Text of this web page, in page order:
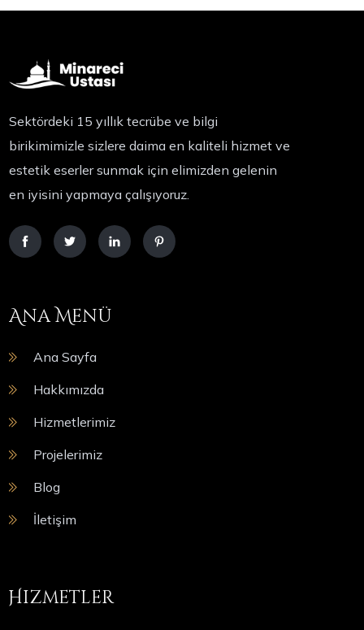
Sektördeki 15 yıllık tecrübe ve bilgi
birikimimizle sizlere daima en kaliteli hizmet ve
estetik eserler sunmak için elimizden gelenin
en iyisini yapmaya çalışıyoruz.
Ana Menü
Ana Sayfa
Hakkımızda
Hizmetlerimiz
Projelerimiz
Blog
İletişim
Hizmetler